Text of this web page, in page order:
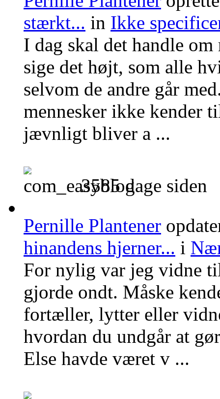
stærkt... in Ikke
I dag skal det handle
sige det højt, som alle
selvom de andre går
mennesker ikke kender
jævnligt bliver a ...
3585 dage siden
Pernille Plantener
hinandens hjerner... i
For nylig var jeg vidne
gjorde ondt. Måske
fortæller, lytter eller
hvordan du undgår at
Else havde været v ...